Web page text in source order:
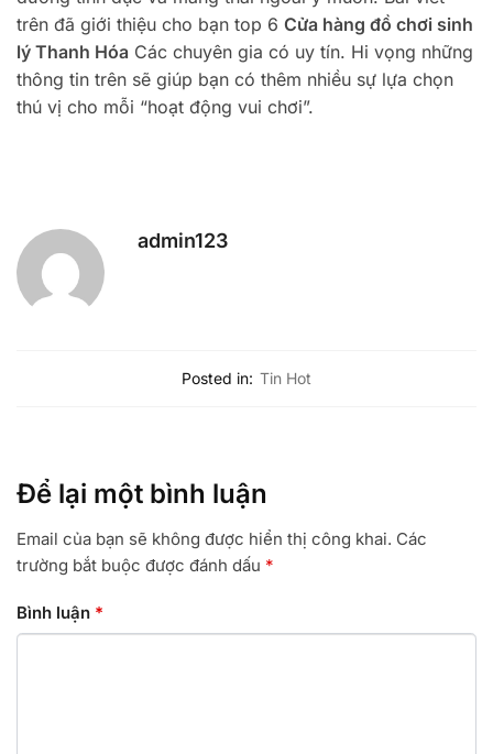
trên đã giới thiệu cho bạn top 6 Cửa hàng đồ chơi sinh
lý Thanh Hóa Các chuyên gia có uy tín. Hi vọng những
thông tin trên sẽ giúp bạn có thêm nhiều sự lựa chọn
thú vị cho mỗi “hoạt động vui chơi”.
admin123
Posted in: Tin Hot
Để lại một bình luận
Email của bạn sẽ không được hiển thị công khai. Các
trường bắt buộc được đánh dấu *
Bình luận *